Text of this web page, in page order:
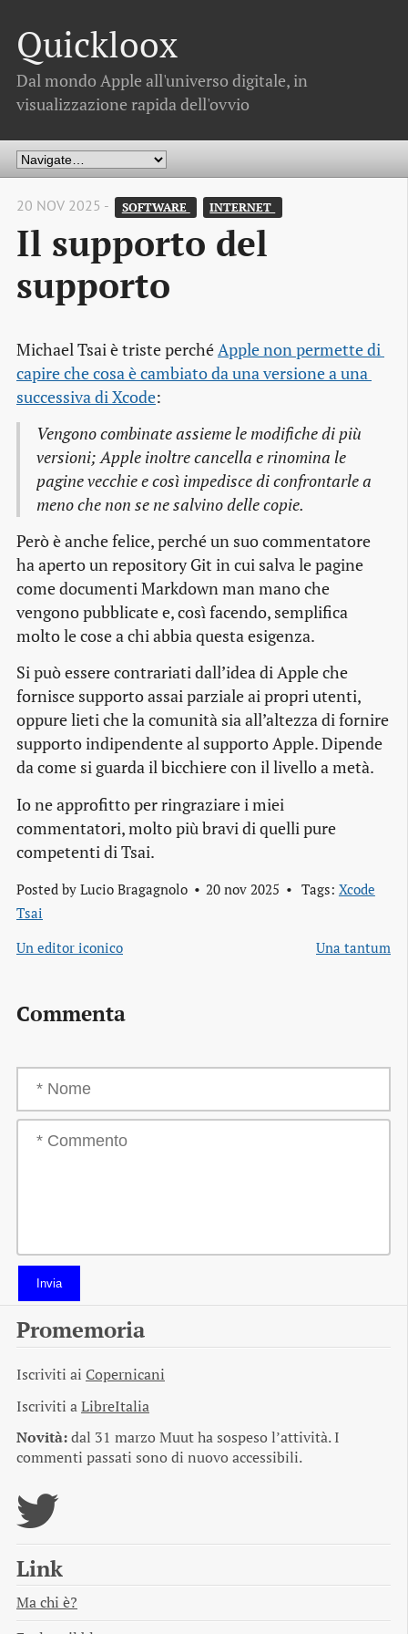
Quickloox
Dal mondo Apple all'universo digitale, in
visualizzazione rapida dell'ovvio
20 NOV 2025 - SOFTWARE INTERNET
Il supporto del
supporto
Michael Tsai è triste perchéApple non permette di
capire che cosa è cambiato da una versione a una
successiva di Xcode:
Vengono combinate assieme le modifiche di più
versioni; Apple inoltre cancella e rinomina le
pagine vecchie e così impedisce di confrontarle a
meno che non se ne salvino delle copie.
Però è anche felice, perché un suo commentatore
ha aperto un repository Git in cui salva le pagine
come documenti Markdown man mano che
vengono pubblicate e, così facendo, semplifica
molto le cose a chi abbia questa esigenza.
Si può essere contrariati dall’idea di Apple che
fornisce supporto assai parziale ai propri utenti,
oppure lieti che la comunità sia all’altezza di fornire
supporto indipendente al supporto Apple. Dipende
da come si guarda il bicchiere con il livello a metà.
Io ne approfitto per ringraziare i miei
commentatori, molto più bravi di quelli pure
competenti di Tsai.
Posted by Lucio Bragagnolo 20 nov 2025 Tags: Xcode
Tsai
Un editor iconico
Una tantum
Commenta
Invia
Promemoria
Iscriviti ai Copernicani
Iscriviti aLibreItalia
Novità:dal 31 marzo Muut ha sospeso l’attività. I
commenti passati sono di nuovo accessibili.
Link
Ma chi è?